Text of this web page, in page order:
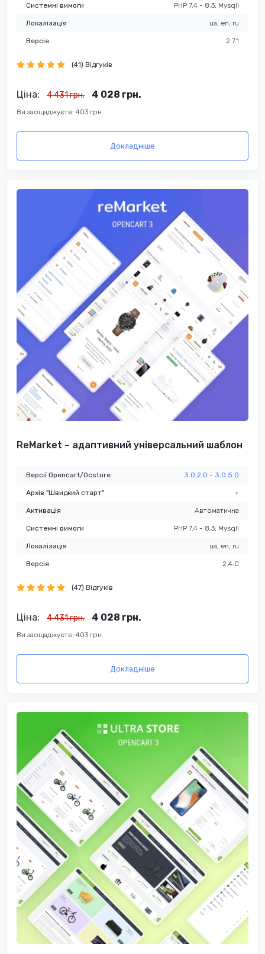
Системні вимоги PHP 7.4 - 8.3; Mysqli
Локалізація ua, en, ru
Версія 2.7.1
(41) Відгуків
Ціна: 4 431 грн. 4 028 грн.
Ви заощаджуєте: 403 грн.
Докладніше
ReMarket – адаптивний універсальний шаблон
Версії Opencart/Ocstore 3.0.2.0 - 3.0.5.0
Архів "Швидкий старт" +
Активація Автоматична
Системні вимоги PHP 7.4 - 8.3; Mysqli
Локалізація ua, en, ru
Версія 2.4.0
(47) Відгуків
Ціна: 4 431 грн. 4 028 грн.
Ви заощаджуєте: 403 грн.
Докладніше